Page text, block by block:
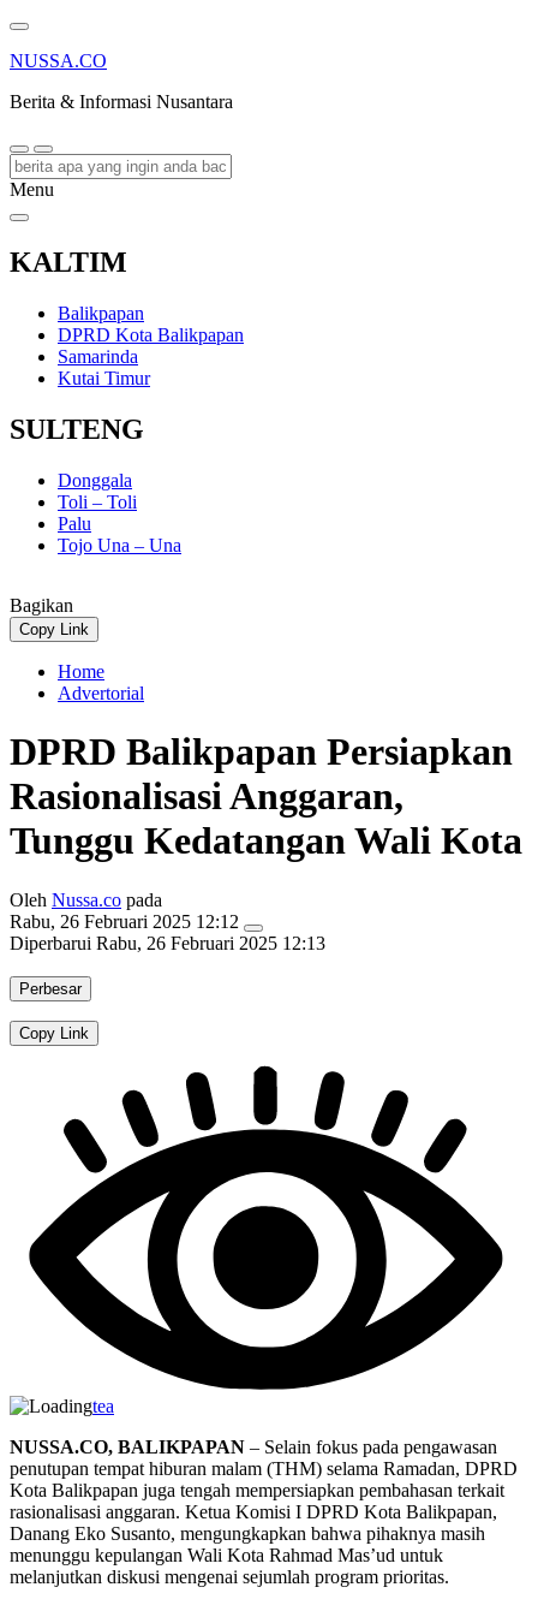
NUSSA.CO
Berita & Informasi Nusantara
Menu
KALTIM
Balikpapan
DPRD Kota Balikpapan
Samarinda
Kutai Timur
SULTENG
Donggala
Toli – Toli
Palu
Tojo Una – Una
Bagikan
Copy Link
Home
Advertorial
DPRD Balikpapan Persiapkan
Rasionalisasi Anggaran,
Tunggu Kedatangan Wali Kota
Oleh Nussa.co pada
Rabu, 26 Februari 2025 12:12
Diperbarui Rabu, 26 Februari 2025 12:13
Perbesar
Copy Link
tea
NUSSA.CO, BALIKPAPAN – Selain fokus pada pengawasan
penutupan tempat hiburan malam (THM) selama Ramadan, DPRD
Kota Balikpapan juga tengah mempersiapkan pembahasan terkait
rasionalisasi anggaran. Ketua Komisi I DPRD Kota Balikpapan,
Danang Eko Susanto, mengungkapkan bahwa pihaknya masih
menunggu kepulangan Wali Kota Rahmad Mas’ud untuk
melanjutkan diskusi mengenai sejumlah program prioritas.